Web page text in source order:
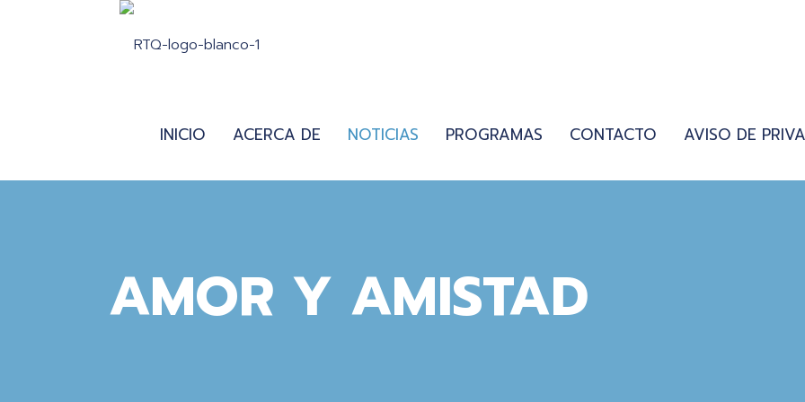
INICIO ACERCA DE NOTICIAS PROGRAMAS CONTACTO AVISO DE
AMOR Y AMISTAD